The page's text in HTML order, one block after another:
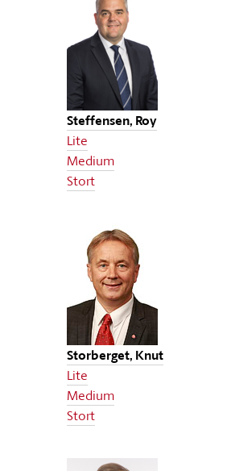
Steffensen, Roy
Lite
Medium
Stort
Storberget, Knut
Lite
Medium
Stort